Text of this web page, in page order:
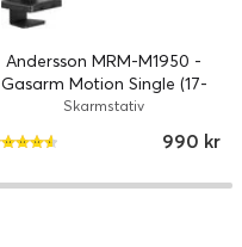
Andersson MRM-M1950 -
Gasarm Motion Single (17-
57")
Skarmstativ
990 kr